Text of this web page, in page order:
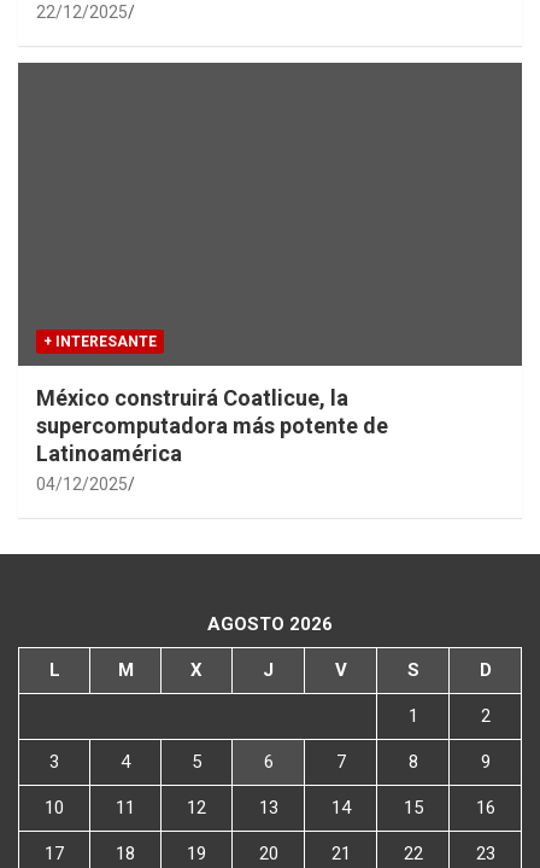
22/12/2025
+ INTERESANTE
México construirá Coatlicue, la
supercomputadora más potente de
Latinoamérica
04/12/2025
AGOSTO 2026
L M X J V S D
1 2
3 4 5 6 7 8 9
10 11 12 13 14 15 16
17 18 19 20 21 22 23